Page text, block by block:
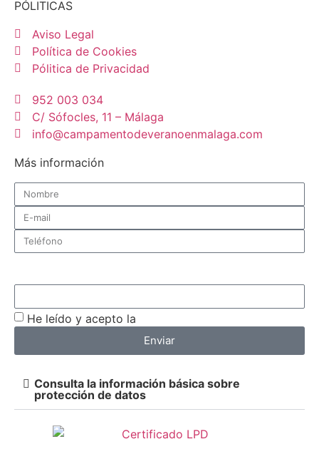
PÓLITICAS
Aviso Legal
Política de Cookies
Pólitica de Privacidad
952 003 034
C/ Sófocles, 11 – Málaga
info@campamentodeveranoenmalaga.com
Más información
He leído y acepto la
Enviar
Consulta la información básica sobre
protección de datos